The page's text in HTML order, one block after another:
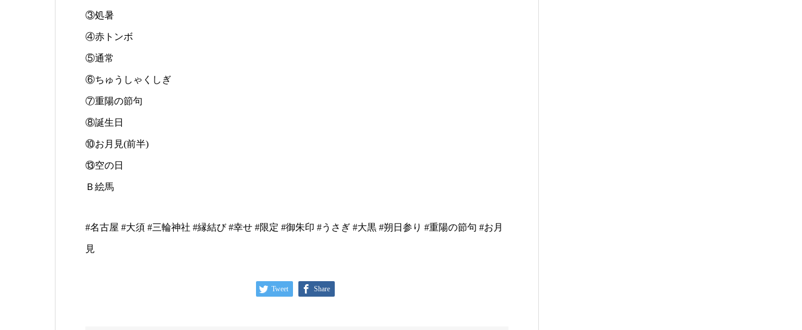
③処暑
④赤トンボ
⑤通常
⑥ちゅうしゃくしぎ
⑦重陽の節句
⑧誕生日
⑩お月見(前半)
⑬空の日
Ｂ絵馬
#名古屋 #大須 #三輪神社 #縁結び #幸せ #限定 #御朱印 #うさぎ #大黒 #朔日参り #重陽の節句 #お月
見
Tweet Share